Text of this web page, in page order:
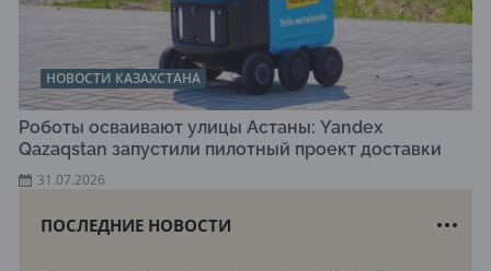
НОВОСТИ КАЗАХСТАНА
Роботы осваивают улицы Астаны: Yandex
Qazaqstan запустили пилотный проект доставки
31.07.2026
ПОСЛЕДНИЕ НОВОСТИ